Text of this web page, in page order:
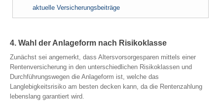
aktuelle Versicherungsbeiträge
4. Wahl der Anlageform nach Risikoklasse
Zunächst sei angemerkt, dass Altersvorsorgesparen mittels einer
Rentenversicherung in den unterschiedlichen Risikoklassen und
Durchführungswegen die Anlageform ist, welche das
Langlebigkeitsrisiko am besten decken kann, da die Rentenzahlung
lebenslang garantiert wird.